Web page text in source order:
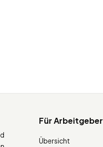
Für Arbeitgeber
Übersicht